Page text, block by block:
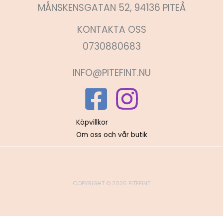
MÅNSKENSGATAN 52, 94136 PITEÅ
KONTAKTA OSS
0730880683
INFO@PITEFINT.NU
Köpvillkor
Om oss och vår butik
COPYRIGHT © 2026 PITEFINT